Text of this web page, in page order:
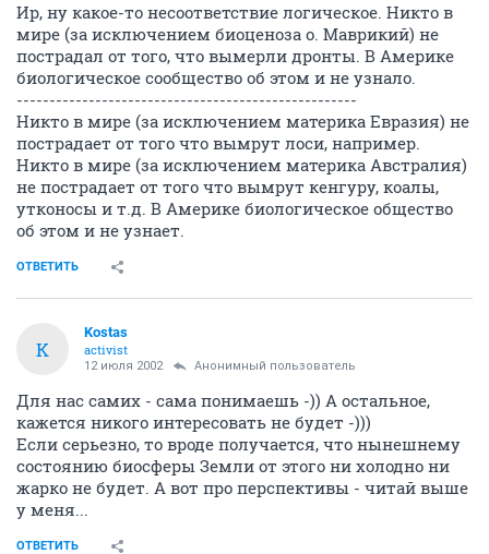
Ир, ну какое-то несоответствие логическое. Никто в
мире (за исключением биоценоза о. Маврикий) не
пострадал от того, что вымерли дронты. В Америке
биологическое сообщество об этом и не узнало.
----------------------------------------------------
Никто в мире (за исключением материка Евразия) не
пострадает от того что вымрут лоси, например.
Никто в мире (за исключением материка Австралия)
не пострадает от того что вымрут кенгуру, коалы,
утконосы и т.д. В Америке биологическое общество
об этом и не узнает.
ОТВЕТИТЬ
K
Kostas
activist
12 июля 2002 Анонимный пользователь
Для нас самих - сама понимаешь -)) А остальное,
кажется никого интересовать не будет -)))
Если серьезно, то вроде получается, что нынешнему
состоянию биосферы Земли от этого ни холодно ни
жарко не будет. А вот про перспективы - читай выше
у меня...
ОТВЕТИТЬ